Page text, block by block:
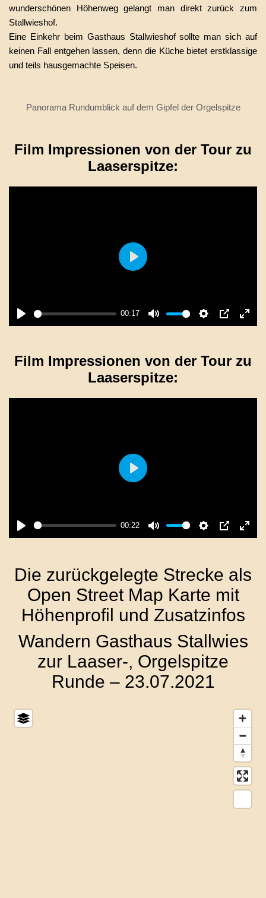
wunderschönen Höhenweg gelangt man direkt zurück zum
Stallwieshof.
Eine Einkehr beim Gasthaus Stallwieshof sollte man sich auf
keinen Fall entgehen lassen, denn die Küche bietet erstklassige
und teils hausgemachte Speisen.
Panorama Rundumblick auf dem Gipfel der Orgelspitze
Film Impressionen von der Tour zu
Laaserspitze:
Play
00:17
Mute Settings
PIP
Enter
Play
Film Impressionen von der Tour zu
Laaserspitze:
Play
00:22
Mute Settings
PIP
Enter
Play
Die zurückgelegte Strecke als
Open Street Map Karte mit
Höhenprofil und Zusatzinfos
Wandern Gasthaus Stallwies
zur Laaser-, Orgelspitze
Runde – 23.07.2021